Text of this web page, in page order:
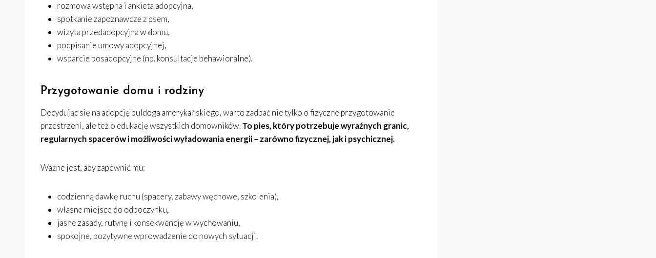
rozmowa wstępna i ankieta adopcyjna,
spotkanie zapoznawcze z psem,
wizyta przedadopcyjna w domu,
podpisanie umowy adopcyjnej,
wsparcie posadopcyjne (np. konsultacje behawioralne).
Przygotowanie domu i rodziny
Decydując się na adopcję buldoga amerykańskiego, warto zadbać nie tylko o fizyczne przygotowanie
przestrzeni, ale też o edukację wszystkich domowników.To pies, który potrzebuje wyraźnych granic,
regularnych spacerów i możliwości wyładowania energii – zarówno fizycznej, jak i psychicznej.
Ważne jest, aby zapewnić mu:
codzienną dawkę ruchu (spacery, zabawy węchowe, szkolenia),
własne miejsce do odpoczynku,
jasne zasady, rutynę i konsekwencję w wychowaniu,
spokojne, pozytywne wprowadzenie do nowych sytuacji.